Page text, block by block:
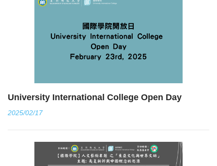
University International College Open Day
2025/02/17